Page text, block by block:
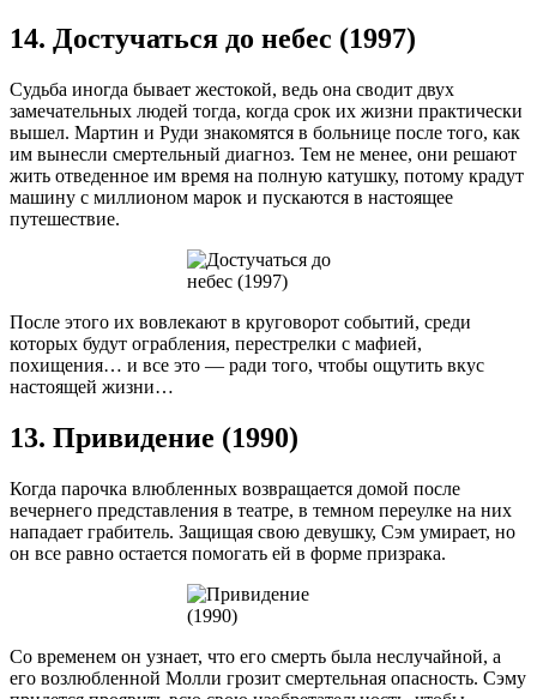
14. Достучаться до небес (1997)
Судьба иногда бывает жестокой, ведь она сводит двух
замечательных людей тогда, когда срок их жизни практически
вышел. Мартин и Руди знакомятся в больнице после того, как
им вынесли смертельный диагноз. Тем не менее, они решают
жить отведенное им время на полную катушку, потому крадут
машину с миллионом марок и пускаются в настоящее
путешествие.
После этого их вовлекают в круговорот событий, среди
которых будут ограбления, перестрелки с мафией,
похищения… и все это — ради того, чтобы ощутить вкус
настоящей жизни…
13. Привидение (1990)
Когда парочка влюбленных возвращается домой после
вечернего представления в театре, в темном переулке на них
нападает грабитель. Защищая свою девушку, Сэм умирает, но
он все равно остается помогать ей в форме призрака.
Со временем он узнает, что его смерть была неслучайной, а
его возлюбленной Молли грозит смертельная опасность. Сэму